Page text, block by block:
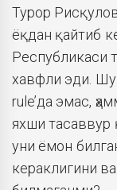
Турор
ёқдан қайтиб
Республикаси
хавфли эди.
rule’да эмас,
яхши тасаввур
уни ёмон
кераклигини